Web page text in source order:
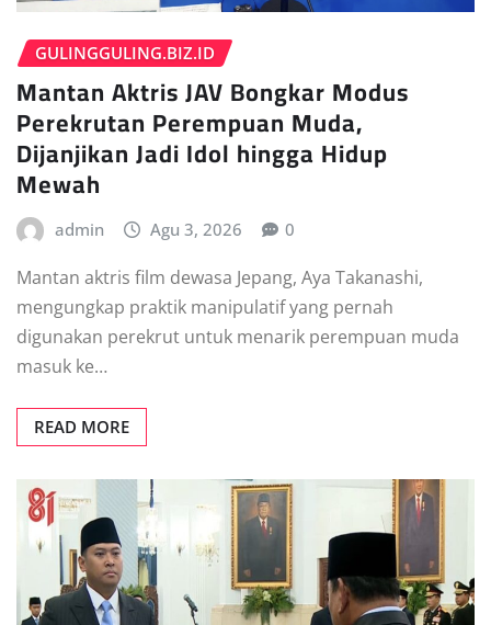
GULINGGULING.BIZ.ID
Mantan Aktris JAV Bongkar Modus
Perekrutan Perempuan Muda,
Dijanjikan Jadi Idol hingga Hidup
Mewah
admin Agu 3, 2026 0
Mantan aktris film dewasa Jepang, Aya Takanashi,
mengungkap praktik manipulatif yang pernah
digunakan perekrut untuk menarik perempuan muda
masuk ke…
READ MORE